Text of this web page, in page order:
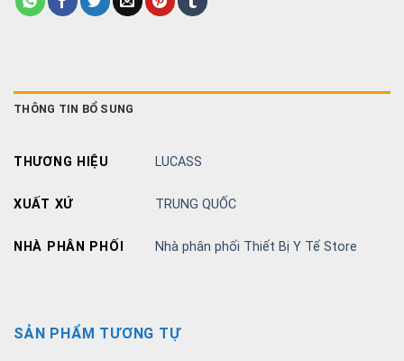
THÔNG TIN BỔ SUNG
THƯƠNG HIỆU LUCASS
XUẤT XỨ TRUNG QUỐC
NHÀ PHÂN PHỐI Nhà phân phối Thiết Bị Y Tế Store
SẢN PHẨM TƯƠNG TỰ